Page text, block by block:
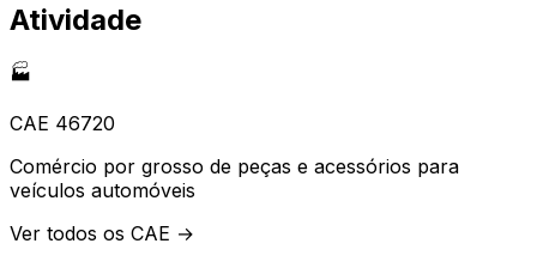
Atividade
🏭
CAE 46720
Comércio por grosso de peças e acessórios para
veículos automóveis
Ver todos os CAE →